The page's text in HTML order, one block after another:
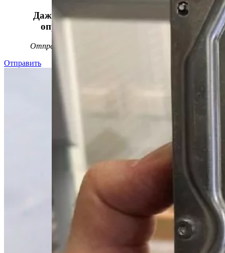
Даже, если носитель информации не
определяется, стучит или пищит.
Отправьте заявку на
диагностику
Отправить